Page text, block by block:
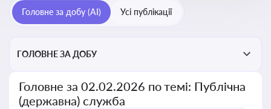
дотримання етичних стандартів
Головне за добу (AI) Усі публікації
ГОЛОВНЕ ЗА ДОБУ
Головне за 02.02.2026 по темі: Публічна
(державна) служба